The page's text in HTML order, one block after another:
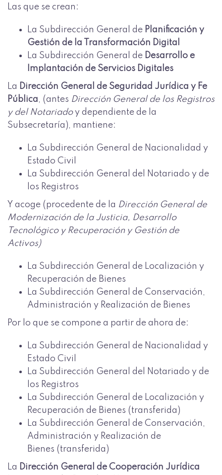
Las que se crean:
La Subdirección General de Planificación y
Gestión de la Transformación Digital
La Subdirección General de Desarrollo e
Implantación de Servicios Digitales
La Dirección General de Seguridad Jurídica y Fe
Pública, (antes Dirección General de los Registros
y del Notariadoy dependiente de la
Subsecretaría), mantiene:
La Subdirección General de Nacionalidad y
Estado Civil
La Subdirección General del Notariado y de
los Registros
Y acoge (procedente de la Dirección General de
Modernización de la Justicia, Desarrollo
Tecnológico y Recuperación y Gestión de
Activos)
La Subdirección General de Localización y
Recuperación de Bienes
La Subdirección General de Conservación,
Administración y Realización de Bienes
Por lo que se compone a partir de ahora de:
La Subdirección General de Nacionalidad y
Estado Civil
La Subdirección General del Notariado y de
los Registros
La Subdirección General de Localización y
Recuperación de Bienes (transferida)
La Subdirección General de Conservación,
Administración y Realización de
Bienes (transferida)
La Dirección General de Cooperación Jurídica